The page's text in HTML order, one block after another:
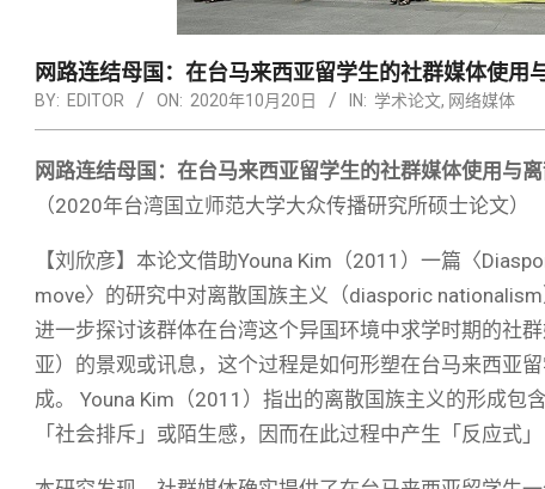
网路连结母国：在台马来西亚留学生的社群媒体使用
BY: EDITOR ON: 2020年10月20日 IN: 学术论文, 网络媒体
网路连结母国：在台马来西亚留学生的社群媒体使用与
（2020年台湾国立师范大学大众传播研究所硕士论文）
【刘欣彦】本论文借助Youna Kim（2011）一篇〈
move〉的研究中对离散国族主义（diasporic
进一步探讨该群体在台湾这个异国环境中求学时期的社
亚）的景观或讯息，这个过程是如何形塑在台马来西亚
成。 Youna Kim（2011）指出的离散国族主义的形成包
「社会排斥」或陌生感，因而在此过程中产生「反应式